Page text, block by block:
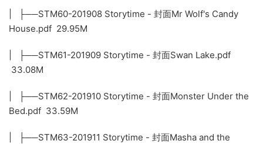
| ├──STM60-201908 Storytime - 封面Mr Wolf's Candy
House.pdf 29.95M
| ├──STM61-201909 Storytime - 封面Swan Lake.pdf
33.08M
| ├──STM62-201910 Storytime - 封面Monster Under the
Bed.pdf 33.59M
| ├──STM63-201911 Storytime - 封面Masha and the